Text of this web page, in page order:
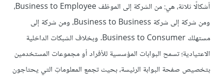
أشكالًا ثلاثة، هي: من الشركة إلى الموظف Business to Employee،
ومن شركة إلى شركة Business to Business، ومن شركة إلى
مستهلك Business to Consumer. وبخلاف الشبكات الداخلية
الاعتيادية؛ تسمح البوابات المؤسسية للأفراد أو مجموعات المستخدمين
بتخصيص صفحة البوابة الرئيسة، بحيث تجمع المعلوماتِ التي يحتاجون